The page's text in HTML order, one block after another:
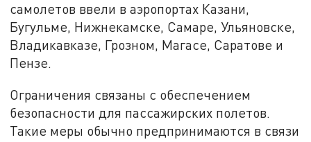
самолетов ввели в аэропортах Казани,
Бугульме, Нижнекамске, Самаре, Ульяновске,
Владикавказе, Грозном, Магасе, Саратове и
Пензе.
Ограничения связаны с обеспечением
безопасности для пассажирских полетов.
Такие меры обычно предпринимаются в связи